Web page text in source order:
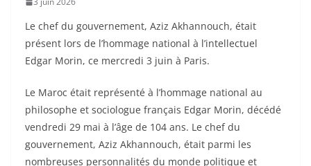
Le chef du gouvernement, Aziz Akhannouch, était
présent lors de l’hommage national à l’intellectuel
Edgar Morin, ce mercredi 3 juin à Paris.
Le Maroc était représenté à l’hommage national au
philosophe et sociologue français Edgar Morin, décédé
vendredi 29 mai à l’âge de 104 ans. Le chef du
gouvernement, Aziz Akhannouch, était parmi les
nombreuses personnalités du monde politique et